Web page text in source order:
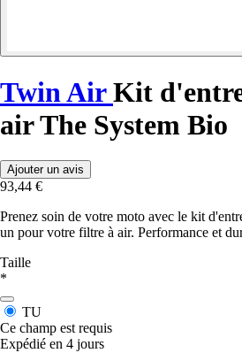
Twin AirKit
air The System Bio
Ajouter un avis
93,44 €
Prenez soin de votre moto avec le kit
un pour votre filtre à air. Performance et
Taille
*
TU
Ce champ est requis
Expédié en 4 jours